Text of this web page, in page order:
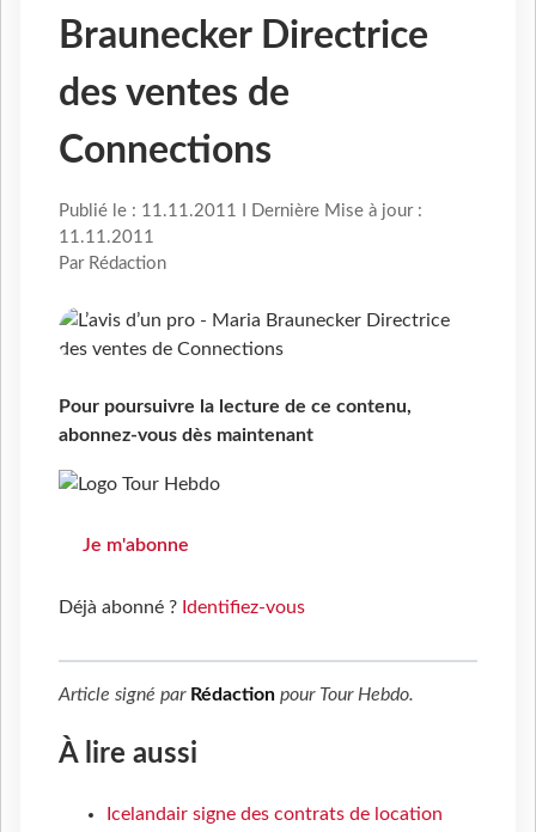
Braunecker Directrice
des ventes de
Connections
Publié le : 11.11.2011 I Dernière Mise à jour :
11.11.2011
Par Rédaction
Pour poursuivre la lecture de ce contenu,
abonnez-vous dès maintenant
Je m'abonne
Déjà abonné ? Identifiez-vous
Article signé par Rédaction pour Tour Hebdo.
À lire aussi
Icelandair signe des contrats de location